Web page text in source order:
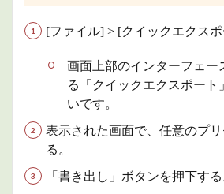
[ファイル] > [クイックエクスポ
画面上部のインターフェー
る「クイックエクスポート
いです。
表示された画面で、任意のプ
る。
「書き出し」ボタンを押下する